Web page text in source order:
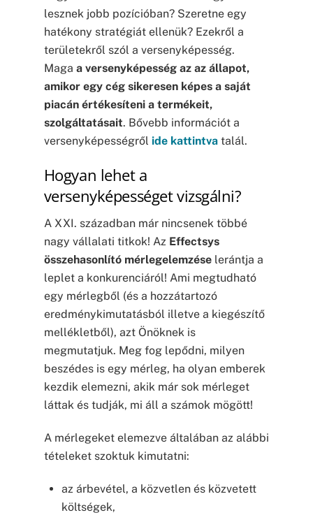
lesznek jobb pozícióban? Szeretne egy
hatékony stratégiát ellenük? Ezekről a
területekről szól a versenyképesség.
Maga a versenyképesség az az állapot,
amikor egy cég sikeresen képes a saját
piacán értékesíteni a termékeit,
szolgáltatásait. Bővebb információt a
versenyképességről ide kattintvatalál.
Hogyan lehet a
versenyképességet vizsgálni?
A XXI. században már nincsenek többé
nagy vállalati titkok! Az Effectsys
összehasonlító mérlegelemzéselerántja a
leplet a konkurenciáról! Ami megtudható
egy mérlegből (és a hozzátartozó
eredménykimutatásból illetve a kiegészítő
mellékletből), azt Önöknek is
megmutatjuk. Meg fog lepődni, milyen
beszédes is egy mérleg, ha olyan emberek
kezdik elemezni, akik már sok mérleget
láttak és tudják, mi áll a számok mögött!
A mérlegeket elemezve általában az alábbi
tételeket szoktuk kimutatni:
az árbevétel, a közvetlen és közvetett
költségek,